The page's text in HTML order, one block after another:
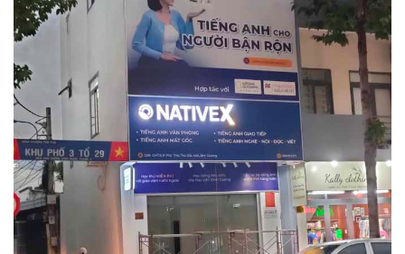
Làm Biển
Nam Đàn Uy Tín Giá
Làm Biển
Mỹ Phẩm Vinh Thu
Hàng
Top 10 Mẫu
Hiệu Shop
Nghệ An Đẹp